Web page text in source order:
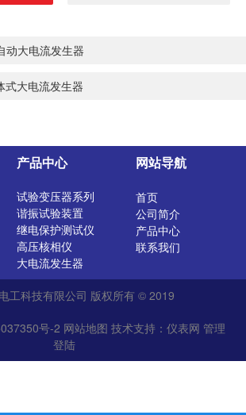
动大电流发生器
式大电流发生器
产品中心
试验变压器系列
谐振试验装置
继电保护测试仪
高压核相仪
大电流发生器
开关特性测试仪
高压发生器
介质损耗测试仪
直流电阻测试仪
绝缘油介电强度测
网站导航
首页
公司简介
产品中心
联系我们
工科技有限公司 版权所有 © 2019
号-2 网站地图 技术支持： 仪表网 管理
登陆